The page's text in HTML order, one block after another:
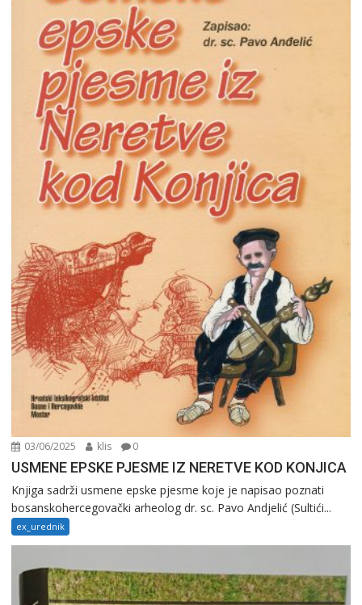
03/06/2025 klis 0
USMENE EPSKE PJESME IZ NERETVE KOD KONJICA
Knjiga sadrži usmene epske pjesme koje je napisao poznati
bosanskohercegovački arheolog dr. sc. Pavo Andjelić (Sultići...
ex_urednik